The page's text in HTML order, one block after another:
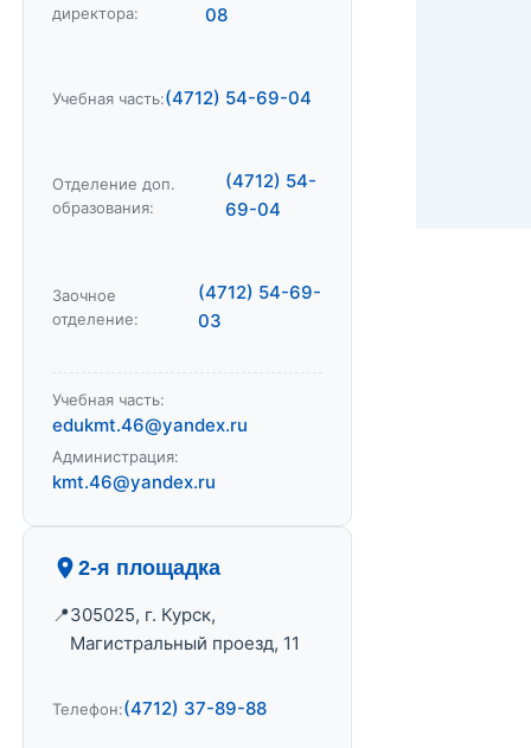
директора:
08
Учебная часть:(4712) 54-69-04
Отделение доп.
образования:
(4712) 54-
69-04
Заочное
отделение:
(4712) 54-69-
03
Учебная часть:
edukmt.46@yandex.ru
Администрация:
kmt.46@yandex.ru
2-я площадка
305025, г. Курск,
Магистральный проезд, 11
Телефон:(4712) 37-89-88